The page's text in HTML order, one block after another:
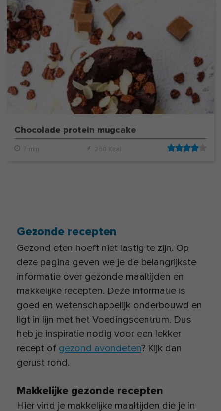
Chocolade protein mugcake
7 min. 268 Kcal.
Gezonde recepten
Gezond eten hoeft niet lastig te zijn. Op
deze pagina geven we je de belangrijkste
informatie over gezonde maaltijden en
makkelijke recepten. Deze informatie is
goed en wetenschappelijk onderbouwd en
ligt in lijn met het Voedingscentrum. Dus
heb je inspiratie nodig voor een lekker
recept of gezond avondeten? Kijk dan
gerust rond.
Makkelijke gezonde recepten
Hier vind je makkelijke maaltijden die je in